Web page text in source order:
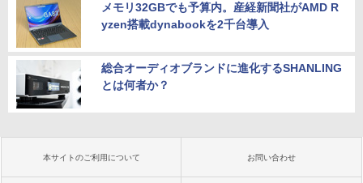
メモリ32GBでも予算内。産経新聞社がAMD R
yzen搭載dynabookを2千台導入
総合オーディオブランドに進化するSHANLING
とは何者か？
本サイトのご利用について お問い合わせ